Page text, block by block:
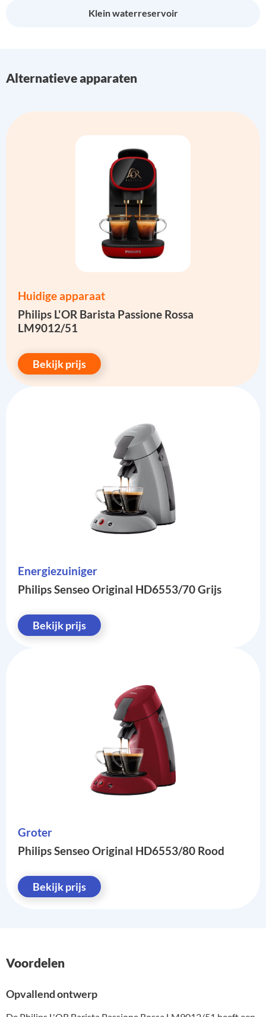
Klein waterreservoir
Alternatieve apparaten
Huidige apparaat
Philips L'OR Barista Passione Rossa
LM9012/51
Bekijk prijs
Energiezuiniger
Philips Senseo Original HD6553/70 Grijs
Bekijk prijs
Groter
Philips Senseo Original HD6553/80 Rood
Bekijk prijs
Voordelen
Opvallend ontwerp